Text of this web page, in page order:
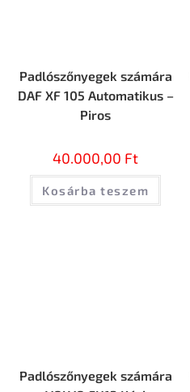
Padlószőnyegek számára
DAF XF 105 Automatikus –
Piros
40.000,00 Ft
Kosárba teszem
Padlószőnyegek számára